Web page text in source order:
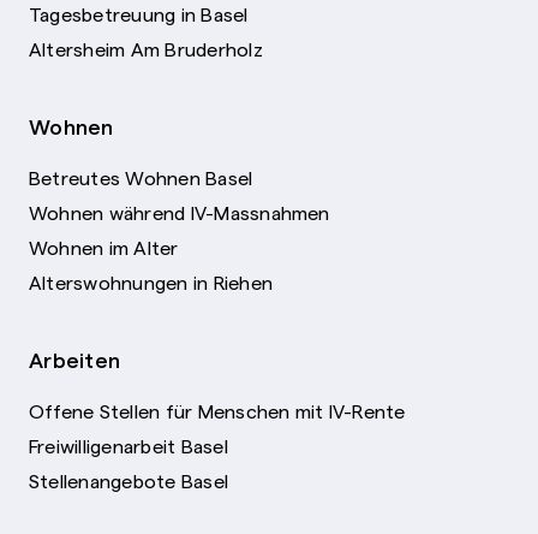
Tagesbetreuung in Basel
Altersheim Am Bruderholz
Wohnen
Betreutes Wohnen Basel
Wohnen während IV-Massnahmen
Wohnen im Alter
Alterswohnungen in Riehen
Arbeiten
Offene Stellen für Menschen mit IV-Rente
Freiwilligenarbeit Basel
Stellenangebote Basel